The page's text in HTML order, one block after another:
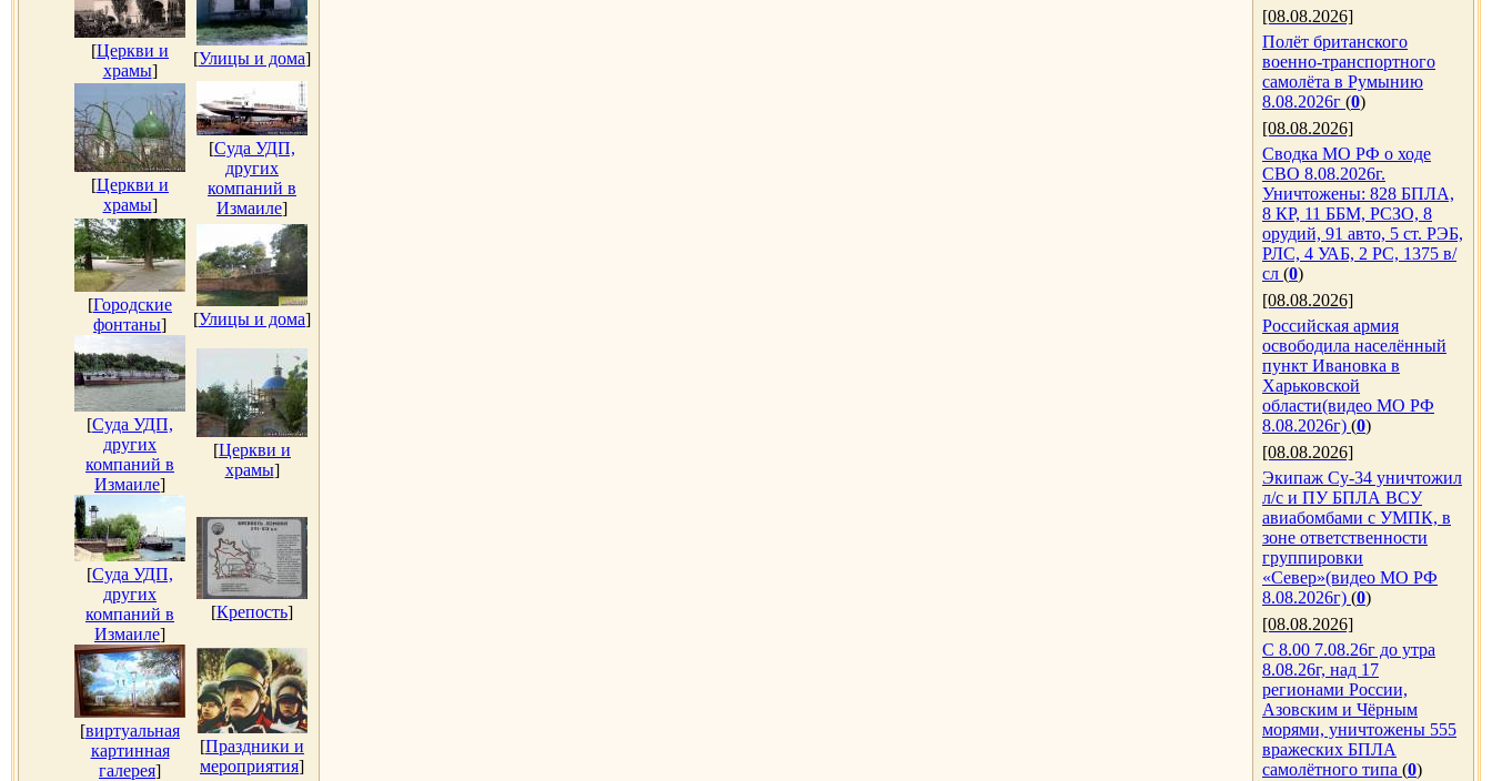
[Церкви и
храмы]
[Улицы и дома]
[Церкви и
храмы]
[Суда УДП,
других
компаний в
Измаиле]
[Городские
фонтаны] [Улицы и дома]
[Суда УДП,
других
компаний в
Измаиле]
[Церкви и
храмы]
[Суда УДП,
других
компаний в
Измаиле]
[Крепость]
[виртуальная
картинная
галерея]
[Праздники и
мероприятия]
[08.08.2026]
Полёт британского
военно-транспортного
самолёта в Румынию
8.08.2026г (0)
[08.08.2026]
Сводка МО РФ о ходе
СВО 8.08.2026г.
Уничтожены: 828 БПЛА,
8 КР, 11 ББМ, РСЗО, 8
орудий, 91 авто, 5 ст. РЭБ,
РЛС, 4 УАБ, 2 РС, 1375 в/
сл (0)
[08.08.2026]
Российская армия
освободила населённый
пункт Ивановка в
Харьковской
области(видео МО РФ
8.08.2026г) (0)
[08.08.2026]
Экипаж Су-34 уничтожил
л/с и ПУ БПЛА ВСУ
авиабомбами с УМПК, в
зоне ответственности
группировки
«Север»(видео МО РФ
8.08.2026г) (0)
[08.08.2026]
С 8.00 7.08.26г до утра
8.08.26г, над 17
регионами России,
Азовским и Чёрным
морями, уничтожены 555
вражеских БПЛА
самолётного типа (0)